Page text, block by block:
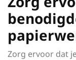
Zorg ervoor dat